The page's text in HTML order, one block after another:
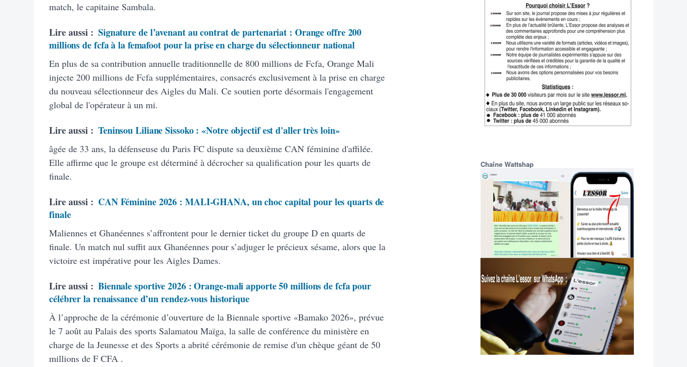
match, le capitaine Sambala.
Lire aussi : Signature de l’avenant au contrat de partenariat : Orange offre 200
millions de fcfa à la femafoot pour la prise en charge du sélectionneur national
En plus de sa contribution annuelle traditionnelle de 800 millions de Fcfa, Orange Mali
injecte 200 millions de Fcfa supplémentaires, consacrés exclusivement à la prise en charge
du nouveau sélectionneur des Aigles du Mali. Ce soutien porte désormais l'engagement
global de l'opérateur à un mi.
Lire aussi : Teninsou Liliane Sissoko : «Notre objectif est d'aller très loin»
âgée de 33 ans, la défenseuse du Paris FC dispute sa deuxième CAN féminine d'affilée.
Elle affirme que le groupe est déterminé à décrocher sa qualification pour les quarts de
finale.
Lire aussi : CAN Féminine 2026 : MALI-GHANA, un choc capital pour les quarts de
finale
Maliennes et Ghanéennes s’affrontent pour le dernier ticket du groupe D en quarts de
finale. Un match nul suffit aux Ghanéennes pour s’adjuger le précieux sésame, alors que la
victoire est impérative pour les Aigles Dames.
Lire aussi : Biennale sportive 2026 : Orange-mali apporte 50 millions de fcfa pour
célébrer la renaissance d’un rendez-vous historique
À l’approche de la cérémonie d’ouverture de la Biennale sportive «Bamako 2026», prévue
le 7 août au Palais des sports Salamatou Maïga, la salle de conférence du ministère en
charge de la Jeunesse et des Sports a abrité cérémonie de remise d'un chèque géant de 50
millions de F CFA .
Chaîne Wattshap